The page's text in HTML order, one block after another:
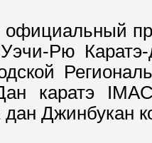
официальный
Рю
каратэ
дан Джинбукан